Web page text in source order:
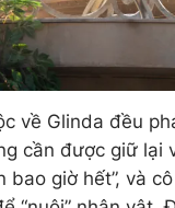
về Glinda đều
cần được giữ
bao giờ hết”, và